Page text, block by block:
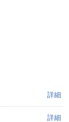
詳細
詳細